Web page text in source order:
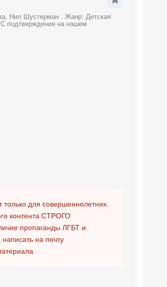
Нил Шустерман . Жанр: Детская
подтверждения на нашем
для совершеннолетних.
контента СТРОГО
пропаганды ЛГБТ и
на почту